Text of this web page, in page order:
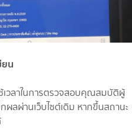
น
เวลาในการตรวจสอบคุณสมบัติผู้
ผลผ่านเว็บไซต์เดิม หากขึ้นสถานะ